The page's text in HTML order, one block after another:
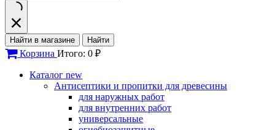
Найти в магазине Найти
Корзина Итого: 0 ₽
Каталог new
Антисептики и пропитки для древесины
для наружных работ
для внутренних работ
универсальные